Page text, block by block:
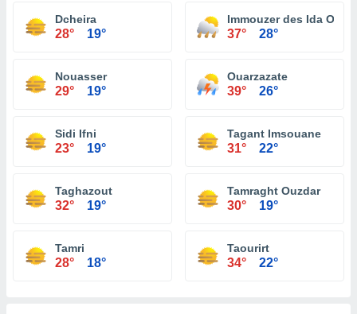
Dcheira
28° 19°
Immouzer des Ida Ou
37° 28°
Nouasser
29° 19°
Ouarzazate
39° 26°
Sidi Ifni
23° 19°
Tagant Imsouane
31° 22°
Taghazout
32° 19°
Tamraght Ouzdar
30° 19°
Tamri
28° 18°
Taourirt
34° 22°